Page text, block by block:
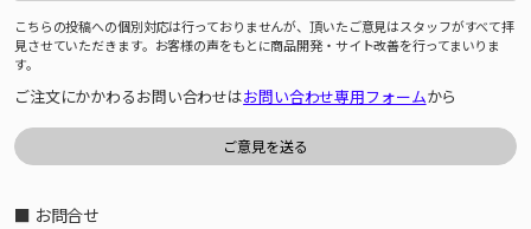
こちらの投稿への個別対応は行っておりませんが、頂いたご意見はスタッフがすべて拝
見させていただきます。お客様の声をもとに商品開発・サイト改善を行ってまいりま
す。
ご注文にかかわるお問い合わせはお問い合わせ専用フォームから
■ お問合せ